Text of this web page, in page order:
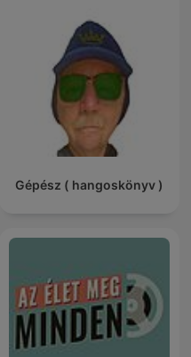
Gépész ( hangoskönyv )